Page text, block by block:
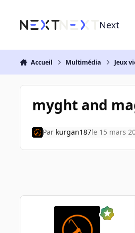
Next
Accueil Multimédia Jeux
myght and
Par kurgan187le 15 mars